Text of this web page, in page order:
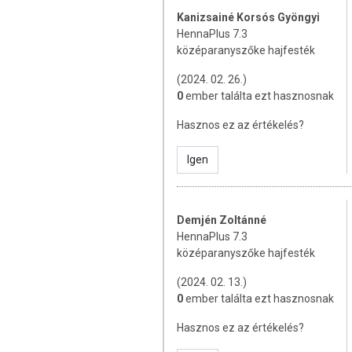
nem ajánlott. • Az ideiglenes
veszélyét. • Fenilén-diaminokat
melyek irritálhatják a bőrt.
szempilla vagy szemöldök
festéshez használjon kesztyűt. •
van, vagy fejbőre érzékeny, irritált
észlelt; korábban, ideiglenes
Felhasználható:
ÖSSZETEVŐK:
HennaPlus 7.3 középaranyszőke
Ceteareth-6, Polysorbate 80,
Sodium Sulfite, Glycerin, Ascorbic
PABAmidopropyl Laurdimonium
4-Nitrophenol, 2-methylresorcinol,
Kanizsainé Korsós Gyöngyi
HennaPlus 7.3
középaranyszőke hajfesték
(2024. 02. 26.)
0ember találta ezt hasznosnak
Hasznos ez az értékelés?
Igen
Demjén Zoltánné
HennaPlus 7.3
középaranyszőke hajfesték
(2024. 02. 13.)
0ember találta ezt hasznosnak
Hasznos ez az értékelés?